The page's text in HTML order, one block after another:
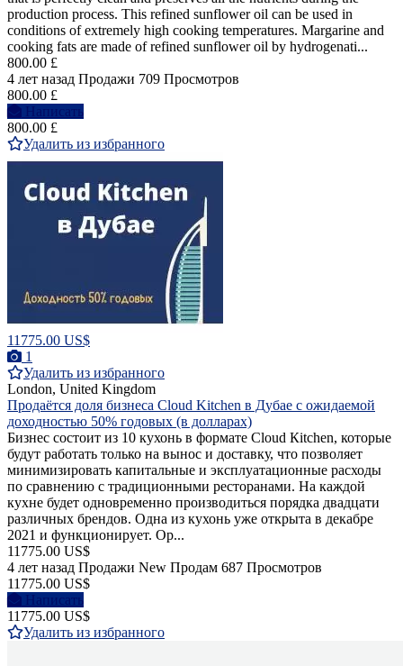
production process. This refined sunflower oil can be used in
conditions of extremely high cooking temperatures. Margarine and
cooking fats are made of refined sunflower oil by hydrogenati...
800.00 £
4 лет назад Продажи 709 Просмотров
800.00 £
Написать
800.00 £
Удалить из избранного
11775.00 US$
1
Удалить из избранного
London, United Kingdom
Продаётся доля бизнеса Cloud Kitchen в Дубае с ожидаемой
доходностью 50% годовых (в долларах)
Бизнес состоит из 10 кухонь в формате Сloud Кitchen, которые
будут работать только на вынос и доставку, что позволяет
минимизировать капитальные и эксплуатационные расходы
по сравнению с традиционными ресторанами. На каждой
кухне будет одновременно производиться порядка двадцати
различных брендов. Одна из кухонь уже открыта в декабре
2021 и функционирует. Ор...
11775.00 US$
4 лет назад Продажи New Продам 687 Просмотров
11775.00 US$
Написать
11775.00 US$
Удалить из избранного